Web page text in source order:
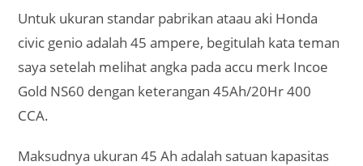
Untuk ukuran standar pabrikan ataau aki Honda
civic genio adalah 45 ampere, begitulah kata teman
saya setelah melihat angka pada accu merk Incoe
Gold NS60 dengan keterangan 45Ah/20Hr 400
CCA.
Maksudnya ukuran 45 Ah adalah satuan kapasitas